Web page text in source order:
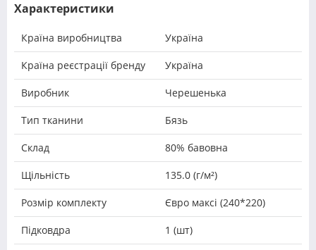
Характеристики
Країна виробництва Україна
Країна реєстрації бренду Україна
Виробник Черешенька
Тип тканини Бязь
Склад 80% бавовна
Щільність 135.0 (г/м²)
Розмір комплекту Євро максі (240*220)
Підковдра 1 (шт)